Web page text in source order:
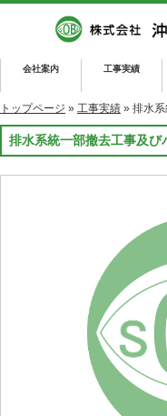
会社案内 工事実績
トップページ » 工事実績 » 排水
排水系統一部撤去工事及